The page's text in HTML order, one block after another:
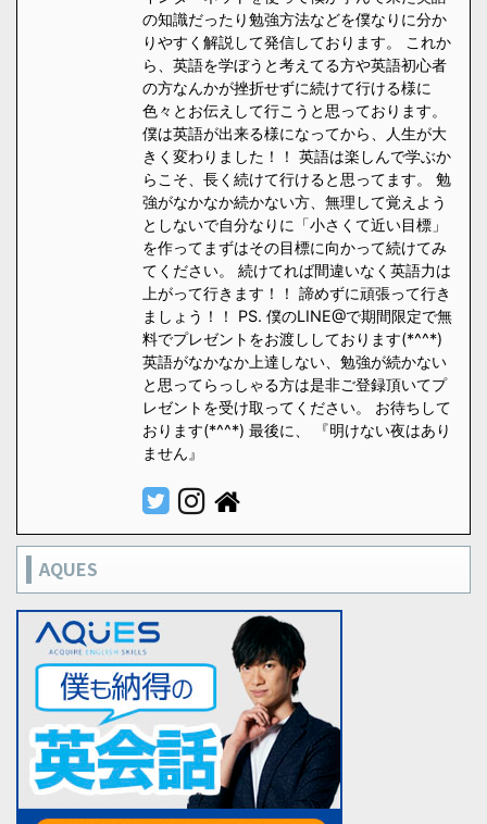
の知識だったり勉強方法などを僕なりに分か
りやすく解説して発信しております。 これか
ら、英語を学ぼうと考えてる方や英語初心者
の方なんかが挫折せずに続けて行ける様に
色々とお伝えして行こうと思っております。
僕は英語が出来る様になってから、人生が大
きく変わりました！！ 英語は楽しんで学ぶか
らこそ、長く続けて行けると思ってます。 勉
強がなかなか続かない方、無理して覚えよう
としないで自分なりに「小さくて近い目標」
を作ってまずはその目標に向かって続けてみ
てください。 続けてれば間違いなく英語力は
上がって行きます！！ 諦めずに頑張って行き
ましょう！！ PS. 僕のLINE@で期間限定で無
料でプレゼントをお渡ししております(*^^*)
英語がなかなか上達しない、勉強が続かない
と思ってらっしゃる方は是非ご登録頂いてプ
レゼントを受け取ってください。 お待ちして
おります(*^^*) 最後に、 『明けない夜はあり
ません』
AQUES